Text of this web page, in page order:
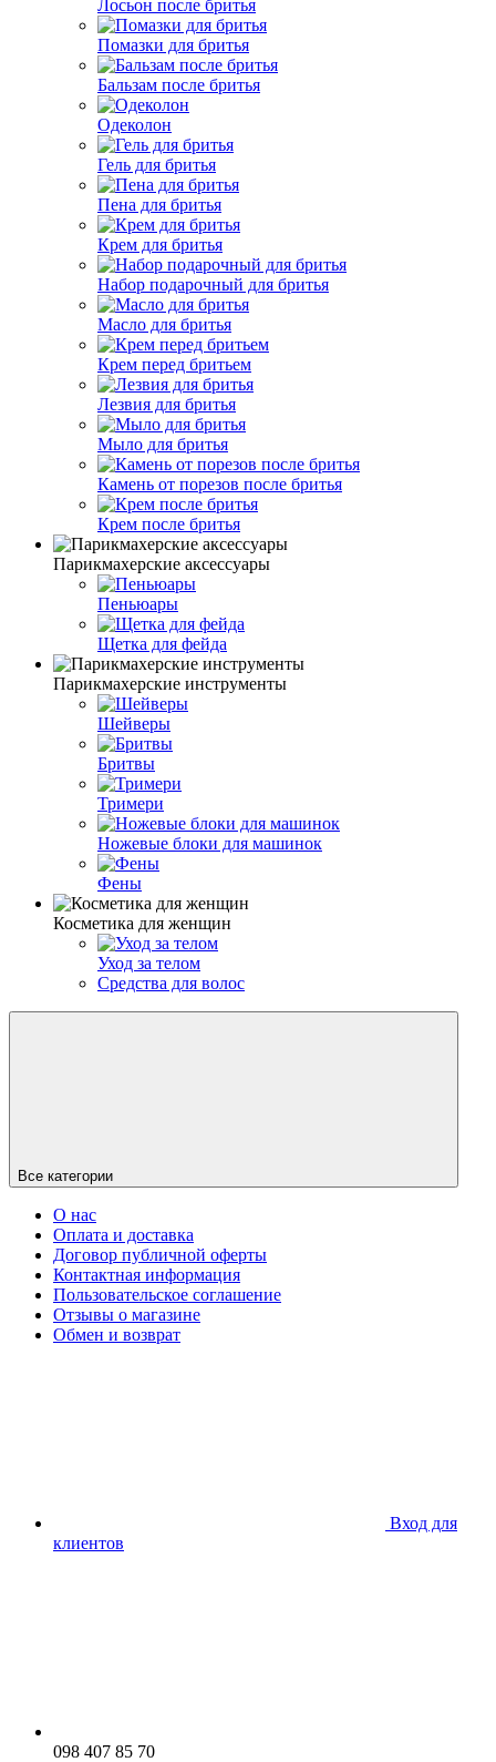
Лосьон после бритья
Помазки для бритья
Бальзам после бритья
Одеколон
Гель для бритья
Пена для бритья
Крем для бритья
Набор подарочный для бритья
Масло для бритья
Крем перед бритьем
Лезвия для бритья
Мыло для бритья
Камень от порезов после бритья
Крем после бритья
Парикмахерские аксессуары
Пеньюары
Щетка для фейда
Парикмахерские инструменты
Шейверы
Бритвы
Тримери
Ножевые блоки для машинок
Фены
Косметика для женщин
Уход за телом
Средства для волос
Все категории
О нас
Оплата и доставка
Договор публичной оферты
Контактная информация
Пользовательское соглашение
Отзывы о магазине
Обмен и возврат
Вход для
клиентов
098 407 85 70